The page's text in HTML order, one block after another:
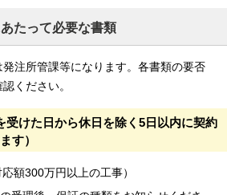
たって必要な書類
注所管課等になります。各書類の要否
ください。
受けた日から休日を除く5日以内に契約
す）
額300万円以上の工事）